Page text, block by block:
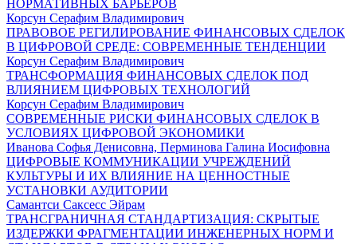
НОРМАТИВНЫХ БАРЬЕРОВ
Корсун Серафим Владимирович
ПРАВОВОЕ РЕГИЛИРОВАНИЕ ФИНАНСОВЫХ СДЕЛОК
В ЦИФРОВОЙ СРЕДЕ: СОВРЕМЕННЫЕ ТЕНДЕНЦИИ
Корсун Серафим Владимирович
ТРАНСФОРМАЦИЯ ФИНАНСОВЫХ СДЕЛОК ПОД
ВЛИЯНИЕМ ЦИФРОВЫХ ТЕХНОЛОГИЙ
Корсун Серафим Владимирович
СОВРЕМЕННЫЕ РИСКИ ФИНАНСОВЫХ СДЕЛОК В
УСЛОВИЯХ ЦИФРОВОЙ ЭКОНОМИКИ
Иванова Софья Денисовна, Перминова Галина Иосифовна
ЦИФРОВЫЕ КОММУНИКАЦИИ УЧРЕЖДЕНИЙ
КУЛЬТУРЫ И ИХ ВЛИЯНИЕ НА ЦЕННОСТНЫЕ
УСТАНОВКИ АУДИТОРИИ
Самантси Саксесс Эйрам
ТРАНСГРАНИЧНАЯ СТАНДАРТИЗАЦИЯ: СКРЫТЫЕ
ИЗДЕРЖКИ ФРАГМЕНТАЦИИ ИНЖЕНЕРНЫХ НОРМ И